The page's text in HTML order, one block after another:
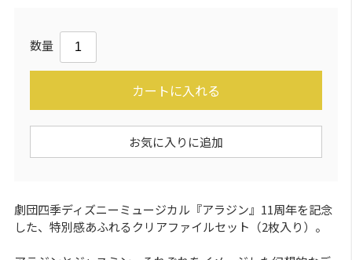
数量
カートに入れる
お気に入りに追加
劇団四季ディズニーミュージカル『アラジン』11周年を記念
した、特別感あふれるクリアファイルセット（2枚入り）。